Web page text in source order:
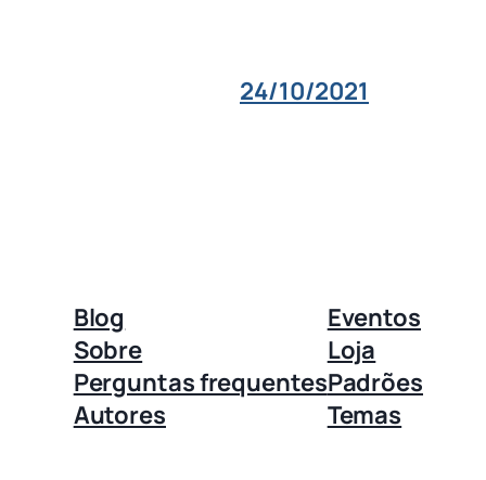
24/10/2021
Blog
Sobre
Perguntas frequentes
Autores
Eventos
Loja
Padrões
Temas